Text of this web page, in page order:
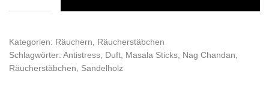
Kategorien: Räuchern, Räucherstäbchen
Schlagwörter: Antistress, Duft, Masala Sticks, Nag Chandan,
Räucherstäbchen, Sandelholz